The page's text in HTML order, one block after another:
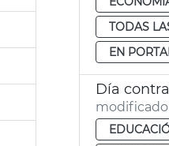
TODAS
EN
Día